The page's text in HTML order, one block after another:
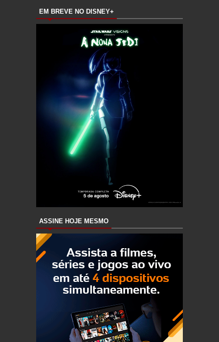
EM BREVE NO DISNEY+
ASSINE HOJE MESMO